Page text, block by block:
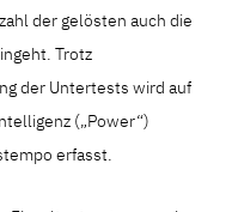
der gelösten auch die
Trotz
der Untertests wird auf
(„Power“)
erfasst.